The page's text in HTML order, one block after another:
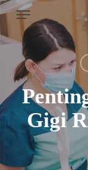
Skip
main
content
Menu
Gigi